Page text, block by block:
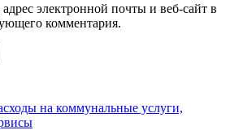
электронной почты и веб-сайт в
комментария.
на коммунальные услуги,